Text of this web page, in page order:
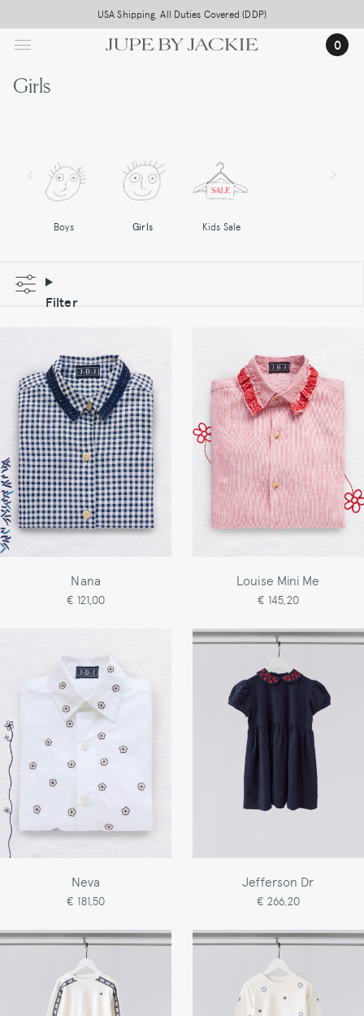
to
main
Free worldwide shipping on all orders above 500,-
0
Girls
Boys Girls Kids Sale
Filter
Nana
€ 121,00
Louise Mini Me
€ 145,20
Neva
€ 181,50
Jefferson Dr
€ 266,20